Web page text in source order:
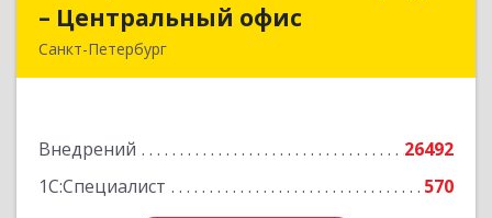
– Центральный офис
Санкт-Петербург
Внедрений
26492
1С:Специалист
570
– Центральный офис